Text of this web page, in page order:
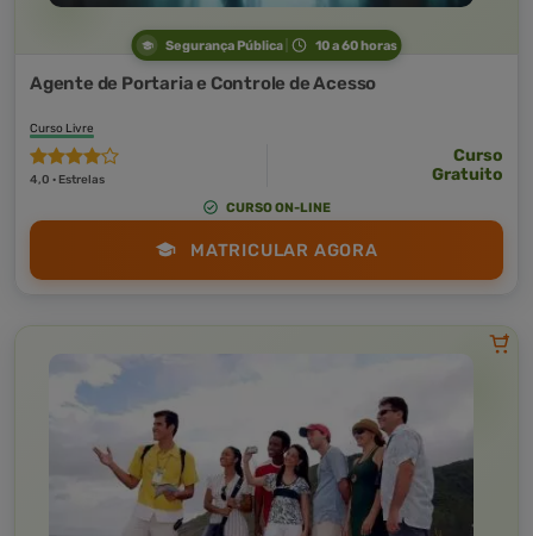
Segurança Pública 10 a 60 horas
Agente de Portaria e Controle de Acesso
Curso Livre
4,0 · Estrelas
Curso
Gratuito
CURSO ON-LINE
MATRICULAR AGORA